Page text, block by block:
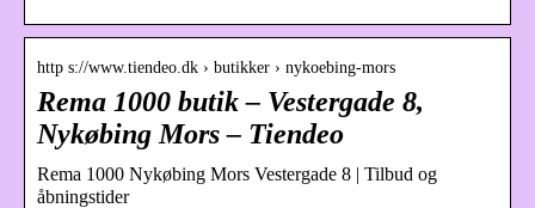
http s://www.tiendeo.dk › butikker › nykoebing-mors
Rema 1000 butik – Vestergade 8,
Nykøbing Mors – Tiendeo
Rema 1000 Nykøbing Mors Vestergade 8 | Tilbud og
åbningstider